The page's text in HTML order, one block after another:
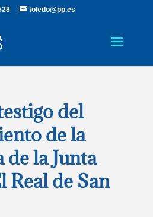
toledo@pp.es
del
de la
la Junta
Real de San